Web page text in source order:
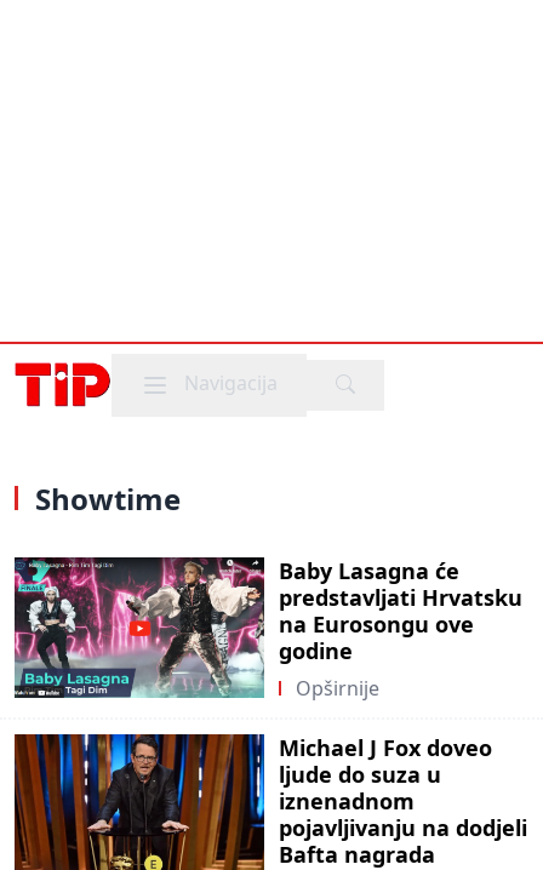
Mobile menu
Navigacija
Showtime
Baby Lasagna će
predstavljati Hrvatsku
na Eurosongu ove
godine
Opširnije
Michael J Fox doveo
ljude do suza u
iznenadnom
pojavljivanju na dodjeli
Bafta nagrada